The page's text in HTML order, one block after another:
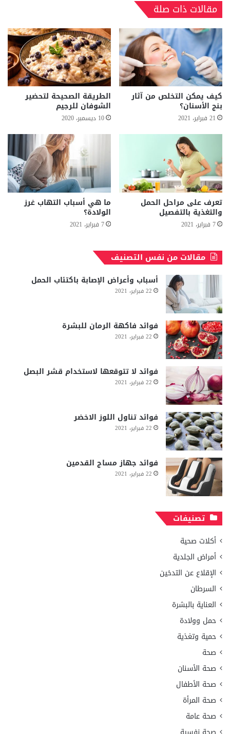
مقالات ذات صلة
كيف يمكن التخلص من آثار
بنج الأسنان؟
21 فبراير، 2021
الطريقة الصحيحة لتحضير
الشوفان للرجيم
10 ديسمبر، 2020
تعرف على مراحل الحمل
والتغذية بالتفصيل
7 فبراير، 2021
ما هي أسباب التهاب غرز
الولادة؟
7 فبراير، 2021
مقالات من نفس التصنيف
أسباب وأعراض الإصابة باكتئاب الحمل
22 فبراير، 2021
فوائد فاكهة الرمان للبشرة
22 فبراير، 2021
فوائد لا تتوقعها لاستخدام قشر البصل
22 فبراير، 2021
فوائد تناول اللوز الاخضر
22 فبراير، 2021
فوائد جهاز مساج القدمين
22 فبراير، 2021
تصنيفات
أكلات صحية
أمراض الجلدية
الإقلاع عن التدخين
السرطان
العناية بالبشرة
حمل وولادة
حمية وتغذية
صحة
صحة الأسنان
صحة الأطفال
صحة المرأة
صحة عامة